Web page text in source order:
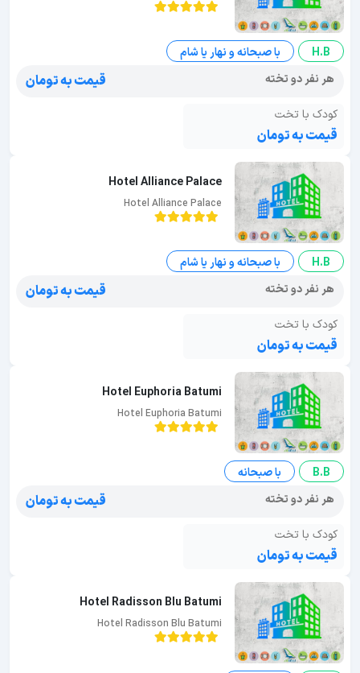
H.B
با صبحانه و نهار یا شام
هر نفر دو تخته
قیمت به تومان
کودک با تخت
قیمت به تومان
Hotel Alliance Palace
Hotel Alliance Palace
H.B
با صبحانه و نهار یا شام
هر نفر دو تخته
قیمت به تومان
کودک با تخت
قیمت به تومان
Hotel Euphoria Batumi
Hotel Euphoria Batumi
B.B
با صبحانه
هر نفر دو تخته
قیمت به تومان
کودک با تخت
قیمت به تومان
Hotel Radisson Blu Batumi
Hotel Radisson Blu Batumi